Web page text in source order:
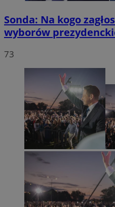
Sonda: Na kogo
wyborów
73